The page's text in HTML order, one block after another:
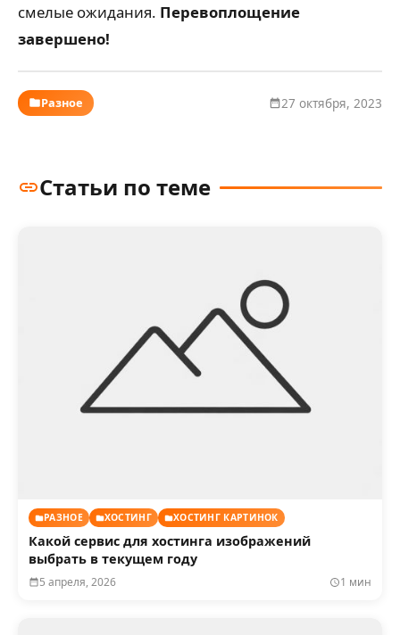
смелые ожидания. Перевоплощение
завершено!
Разное 27 октября, 2023
Статьи по теме
РАЗНОЕ ХОСТИНГ ХОСТИНГ КАРТИНОК
Какой сервис для хостинга изображений
выбрать в текущем году
5 апреля, 2026 1 мин